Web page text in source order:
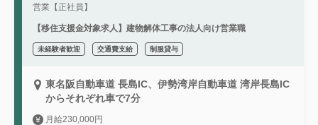
営業【正社員】
【移住支援金対象求人】建物解体工事の法人向け営業職
未経験者歓迎 交通費支給 制服貸与
東名阪自動車道 長島IC、伊勢湾岸自動車道 湾岸長島IC
からそれぞれ車で7分
月給230,000円